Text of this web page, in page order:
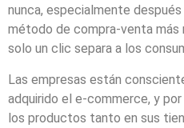
nunca, especialmente
método de compra-venta más
solo un clic separa a los
Las empresas están
adquirido el e-commerce, y
los productos tanto en sus